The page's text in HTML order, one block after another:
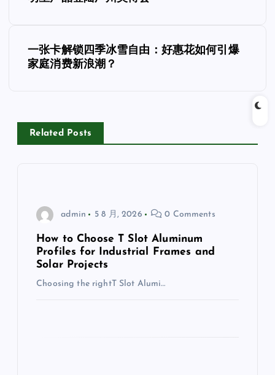
航
一张卡解锁四季冰雪自由：好惠花如何引爆
家庭消费新浪潮？
Related Posts
admin 5 8 月, 2026 0 Comments
How to Choose T Slot Aluminum
Profiles for Industrial Frames and
Solar Projects
Choosing the rightT Slot Alumi…